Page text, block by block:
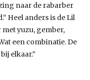
naar de rabarber
Heel anders is de Lil
yuzu, gember,
een combinatie. De
elkaar.”